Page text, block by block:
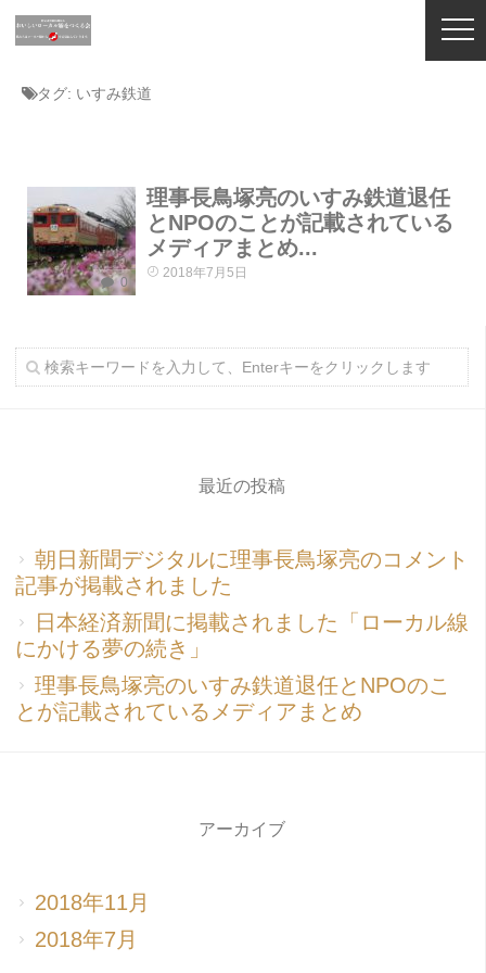
タグ: いすみ鉄道
0
理事長鳥塚亮のいすみ鉄道退任
とNPOのことが記載されている
メディアまとめ...
2018年7月5日
最近の投稿
朝日新聞デジタルに理事長鳥塚亮のコメント
記事が掲載されました
日本経済新聞に掲載されました「ローカル線
にかける夢の続き」
理事長鳥塚亮のいすみ鉄道退任とNPOのこ
とが記載されているメディアまとめ
アーカイブ
2018年11月
2018年7月